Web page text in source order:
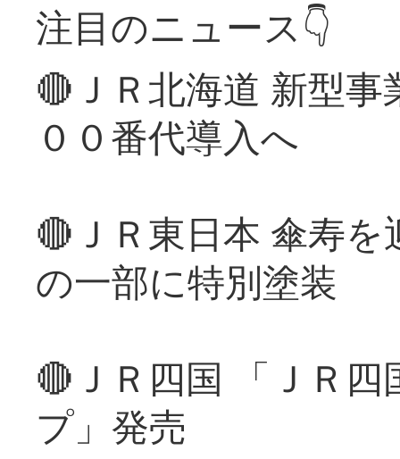
注目のニュース👇
🔴ＪＲ北海道 新型
００番代導入へ
🔴ＪＲ東日本 傘寿
の一部に特別塗装
🔴ＪＲ四国 「ＪＲ
プ」発売